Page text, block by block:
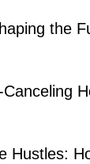
the
Hustles: